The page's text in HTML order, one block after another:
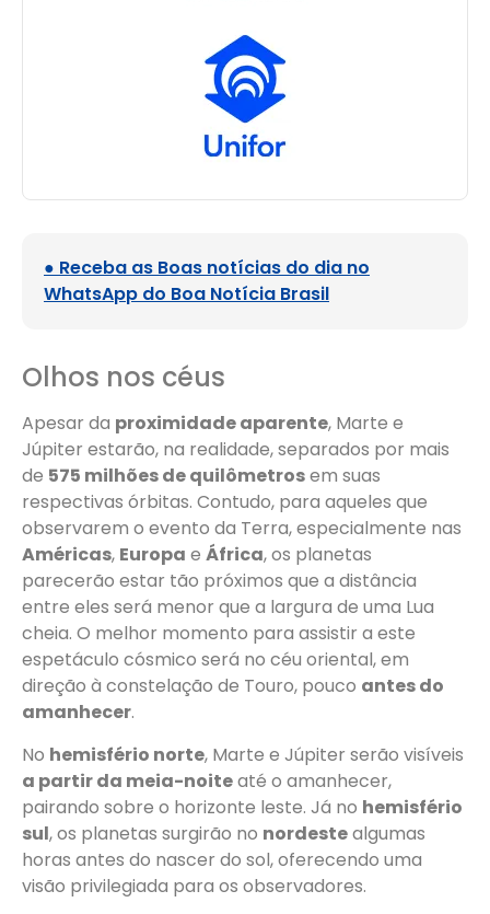
● Receba as Boas notícias do dia no
WhatsApp do Boa Notícia Brasil
Olhos nos céus
Apesar da proximidade aparente, Marte e
Júpiter estarão, na realidade, separados por mais
de 575 milhões de quilômetrosem suas
respectivas órbitas. Contudo, para aqueles que
observarem o evento da Terra, especialmente nas
Américas, Europa e África, os planetas
parecerão estar tão próximos que a distância
entre eles será menor que a largura de uma Lua
cheia. O melhor momento para assistir a este
espetáculo cósmico será no céu oriental, em
direção à constelação de Touro, pouco antes do
amanhecer.
No hemisfério norte, Marte e Júpiter serão visíveis
a partir da meia-noiteaté o amanhecer,
pairando sobre o horizonte leste. Já no hemisfério
sul, os planetas surgirão no nordestealgumas
horas antes do nascer do sol, oferecendo uma
visão privilegiada para os observadores.